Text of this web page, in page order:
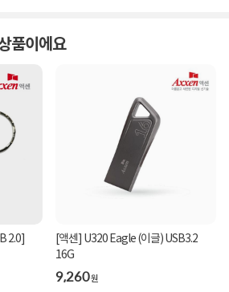
품이에요
2.0]
[액센] U320 Eagle (이글) USB3.2
16G
9,260원